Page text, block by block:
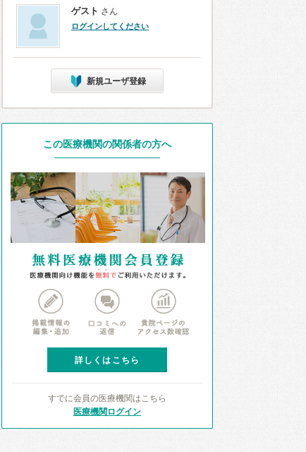
ゲスト さん
ログインしてください
新規ユーザ登録
この医療機関の関係者の方へ
詳しくはこちら
すでに会員の医療機関はこちら
医療機関ログイン